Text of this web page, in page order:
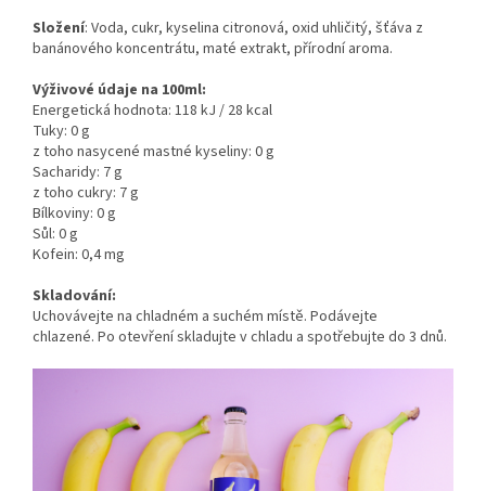
Složení: Voda, cukr, kyselina citronová, oxid uhličitý, šťáva z
banánového koncentrátu, maté extrakt, přírodní aroma.
Výživové údaje na 100ml:
Energetická hodnota: 118 kJ / 28 kcal
Tuky: 0 g
z toho nasycené mastné kyseliny: 0 g
Sacharidy: 7 g
z toho cukry: 7 g
Bílkoviny: 0 g
Sůl: 0 g
Kofein: 0,4 mg
Skladování:
Uchovávejte na chladném a suchém místě. Podávejte
chlazené. Po otevření skladujte v chladu a spotřebujte do 3 dnů.